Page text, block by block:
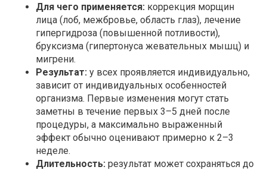
Для чего применяется: коррекция морщин
лица (лоб, межбровье, область глаз), лечение
гипергидроза (повышенной потливости),
бруксизма (гипертонуса жевательных мышц) и
мигрени.
Результат: у всех проявляется индивидуально,
зависит от индивидуальных особенностей
организма. Первые изменения могут стать
заметны в течение первых 3–5 дней после
процедуры, а максимально выраженный
эффект обычно оценивают примерно к 2–3
неделе.
Длительность: результат может сохраняться до